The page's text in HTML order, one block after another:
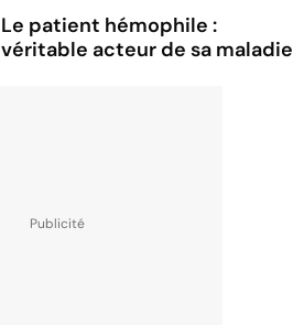
Le patient hémophile :
véritable acteur de sa maladie